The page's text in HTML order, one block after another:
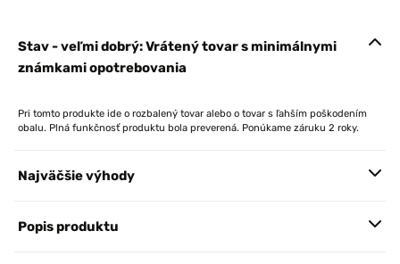
Stav - veľmi dobrý: Vrátený tovar s minimálnymi
známkami opotrebovania
Pri tomto produkte ide o rozbalený tovar alebo o tovar s ľahším poškodením
obalu. Plná funkčnosť produktu bola preverená. Ponúkame záruku 2 roky.
Najväčšie výhody
Popis produktu